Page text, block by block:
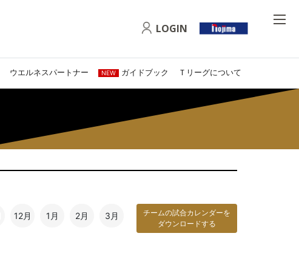
LOGIN
ウエルネスパートナー NEW ガイドブック Ｔリーグについて
12月 1月 2月 3月
チームの試合カレンダーを
ダウンロードする